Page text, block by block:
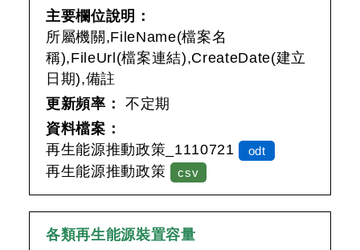
主要欄位說明：
所屬機關,FileName(檔案名
稱),FileUrl(檔案連結),CreateDate(建立
日期),備註
更新頻率：
不定期
資料檔案：
再生能源推動政策_1110721
odt
再生能源推動政策 csv
各類再生能源裝置容量